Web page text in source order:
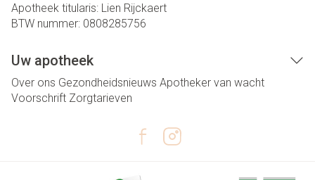
Apotheek titularis: Lien Rijckaert
BTW nummer: 0808285756
Uw apotheek
Over ons Gezondheidsnieuws Apotheker van wacht
Voorschrift Zorgtarieven